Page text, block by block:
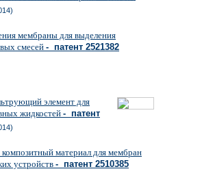
мембраны для выделения
смесей - патент 2521382
элемент для
жидкостей- патент
материал для мембран
устройств - патент 2510385